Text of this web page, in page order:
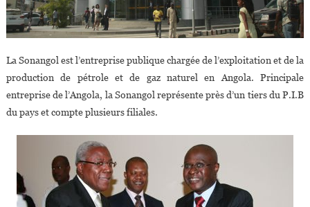
La Sonangol est l’entreprise publique chargée de l’exploitation et de la
production de pétrole et de gaz naturel en Angola. Principale
entreprise de l’Angola, la Sonangol représente près d’un tiers du P.I.B
du pays et compte plusieurs filiales.